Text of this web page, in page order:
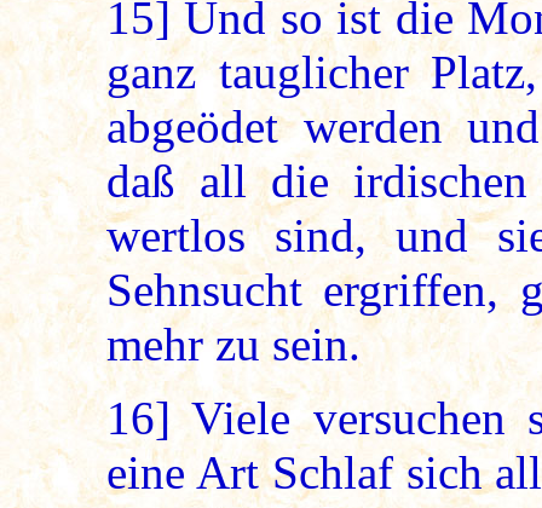
15] Und so ist die
ganz tauglicher
abgeödet werden
daß all die
wertlos sind, und
Sehnsucht ergriffen,
mehr zu sein.
16] Viele versuchen
eine Art Schlaf sich